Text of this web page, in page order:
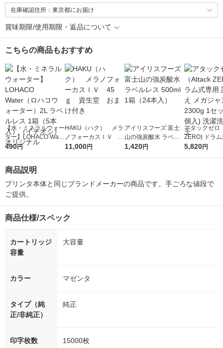
在庫確認住所：東京都にお届け
賞味期限/使用期限・返品について
こちらの商品もおすすめ
【水・ミネラルウォー
ター】LOHACO Wate
r（ロハコウォータ
シ） オリジナル
490円
HAKU（ハク） メラ
ノフォーカスＩＶ 4
5ｇ 資生堂 おまけ
11,000円
アイリスフーズ 富士
山の強炭酸水 ラベル
レス 500ml 1箱（24
1,420円
アタックゼロ
ZERO) ドラ
詰め替え メガ
5,820円
商品説明
プリンタ本体と同じブランドメーカーの商品です。手ごろな値段で
ご提供。
商品仕様/スペック
カートリッジ
容量
大容量
カラー マゼンタ
タイプ（純
正/非純正）
純正
印字枚数 15000枚